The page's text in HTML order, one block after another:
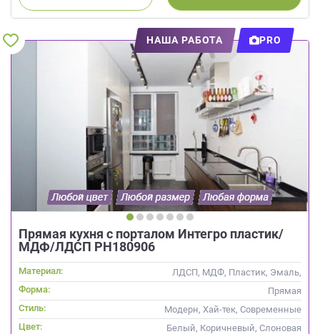
НАША РАБОТА PRO
Прямая кухня с порталом Интегро пластик/
МДФ/ЛДСП РН180906
Материал:
ЛДСП, МДФ, Пластик, Эмаль,
Интегрированная ручка
Форма:
Прямая
Стиль:
Модерн, Хай-тек, Современные
Цвет:
Белый, Коричневый, Слоновая